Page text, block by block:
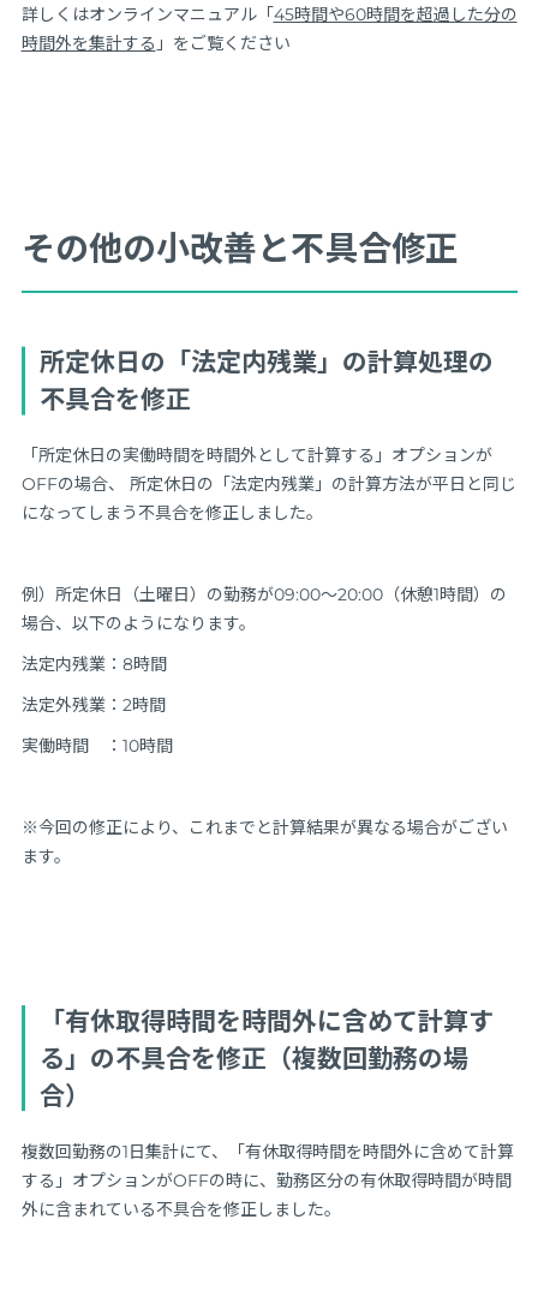
詳しくはオンラインマニュアル「45時間や60時間を超過した分の
時間外を集計する 」をご覧ください
その他の小改善と不具合修正
所定休日の「法定内残業」の計算処理の
不具合を修正
「所定休日の実働時間を時間外として計算する」オプションが
OFFの場合、 所定休日の「法定内残業」の計算方法が平日と同じ
になってしまう不具合を修正しました。
例）所定休日（土曜日）の勤務が09:00～20:00（休憩1時間）の
場合、以下のようになります。
法定内残業：8時間
法定外残業：2時間
実働時間 ：10時間
※今回の修正により、これまでと計算結果が異なる場合がござい
ます。
「有休取得時間を時間外に含めて計算す
る」の不具合を修正（複数回勤務の場
合）
複数回勤務の1日集計にて、「有休取得時間を時間外に含めて計算
する」オプションがOFFの時に、勤務区分の有休取得時間が時間
外に含まれている不具合を修正しました。